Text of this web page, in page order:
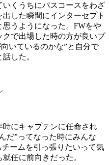
くうちにパスコースをわざ
した瞬間にインターセプト
うようになった。FWをや
で出場した時の方が良いプ
いているのかな”と自分で
した。
にキャプテンに任命され
だ”ってなった時にみんな
ームを引っ張りたいって気
任に前向きだった。